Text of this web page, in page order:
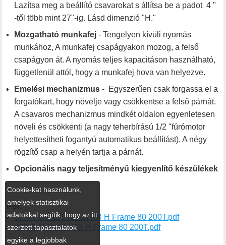
Lazítsa meg a beállító csavarokat s állítsa be a padot 4 "
-től több mint 27"-ig. Lásd dimenzió "H."
Mozgatható munkafej - Tengelyen kívüli nyomás
munkához, A munkafej csapágyakon mozog, a felső
csapágyon át. A nyomás teljes kapacitáson használható,
függetlenül attól, hogy a munkafej hova van helyezve.
Emelési mechanizmus - Egyszerűen csak forgassa el a
forgatókart, hogy növelje vagy csökkentse a felső párnát.
A csavaros mechanizmus mindkét oldalon egyenletesen
növeli és csökkenti (a nagy teherbírású 1/2 "fúrómotor
helyettesítheti fogantyú automatikus beállítást). A négy
rögzítő csap a helyén tartja a párnát.
Opcionális nagy teljesítményű kiegyenlítő készülékek
-
Pdf:
SPX POWER TEAM RB H Frame 80 200T.pdf
POWER TEAM RB H Frame 80 200T.pdf
Cookie-kat használunk,
amelyek statisztikai
adatokkal segítik, hogy az itt
szerzett tapasztalatok
egyike a legjobbak